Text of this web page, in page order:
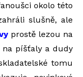
okolo této
slušně, ale
prostě lezou na
na píšťaly a dudy
tomu